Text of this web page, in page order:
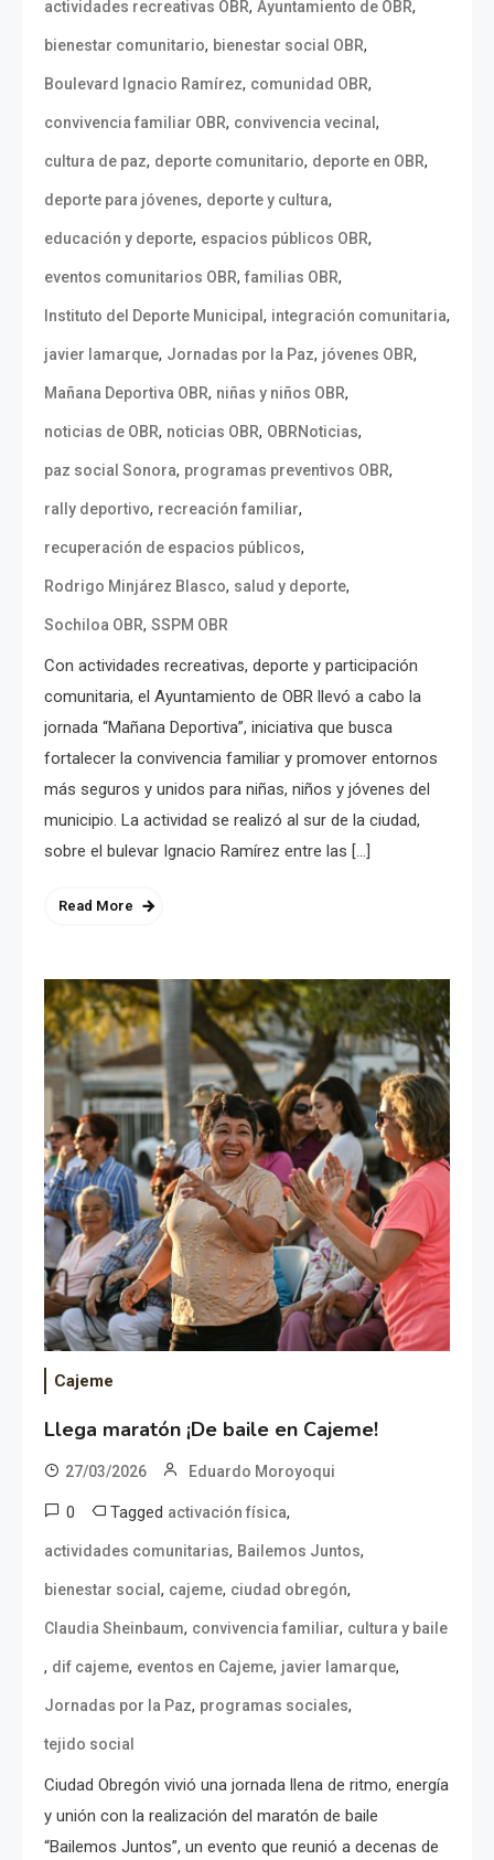
actividades recreativas OBR, Ayuntamiento de OBR,
bienestar comunitario, bienestar social OBR,
Boulevard Ignacio Ramírez, comunidad OBR,
convivencia familiar OBR, convivencia vecinal,
cultura de paz, deporte comunitario, deporte en OBR,
deporte para jóvenes, deporte y cultura,
educación y deporte, espacios públicos OBR,
eventos comunitarios OBR, familias OBR,
Instituto del Deporte Municipal, integración comunitaria,
javier lamarque, Jornadas por la Paz, jóvenes OBR,
Mañana Deportiva OBR, niñas y niños OBR,
noticias de OBR, noticias OBR, OBRNoticias,
paz social Sonora, programas preventivos OBR,
rally deportivo, recreación familiar,
recuperación de espacios públicos,
Rodrigo Minjárez Blasco, salud y deporte,
Sochiloa OBR, SSPM OBR
Con actividades recreativas, deporte y participación
comunitaria, el Ayuntamiento de OBR llevó a cabo la
jornada “Mañana Deportiva”, iniciativa que busca
fortalecer la convivencia familiar y promover entornos
más seguros y unidos para niñas, niños y jóvenes del
municipio. La actividad se realizó al sur de la ciudad,
sobre el bulevar Ignacio Ramírez entre las […]
Read More
Cajeme
Llega maratón ¡De baile en Cajeme!
27/03/2026 Eduardo Moroyoqui
0 Tagged activación física,
actividades comunitarias, Bailemos Juntos,
bienestar social , cajeme, ciudad obregón,
Claudia Sheinbaum, convivencia familiar, cultura y baile
, dif cajeme, eventos en Cajeme, javier lamarque,
Jornadas por la Paz, programas sociales,
tejido social
Ciudad Obregón vivió una jornada llena de ritmo, energía
y unión con la realización del maratón de baile
“Bailemos Juntos”, un evento que reunió a decenas de